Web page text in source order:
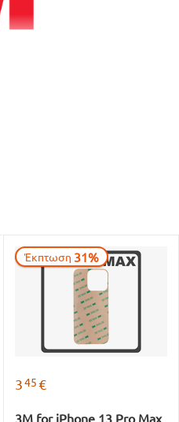
Έκπτωση 31%
345€
3M for iPhone 13 Pro Max